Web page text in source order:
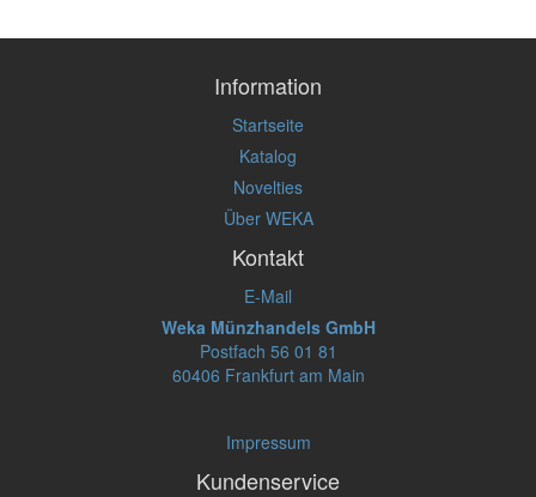
Information
Startseite
Katalog
Novelties
Über WEKA
Kontakt
E-Mail
Weka Münzhandels GmbH
Postfach 56 01 81
60406 Frankfurt am Main
Impressum
Kundenservice